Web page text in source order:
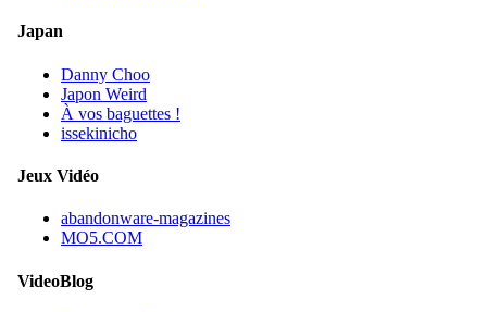
Japan
Danny Choo
Japon Weird
À vos baguettes !
issekinicho
Jeux Vidéo
abandonware-magazines
MO5.COM
VideoBlog